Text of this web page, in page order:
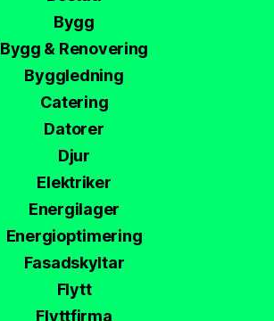
Bygg
Bygg & Renovering
Byggledning
Catering
Datorer
Djur
Elektriker
Energilager
Energioptimering
Fasadskyltar
Flytt
Flyttfirma